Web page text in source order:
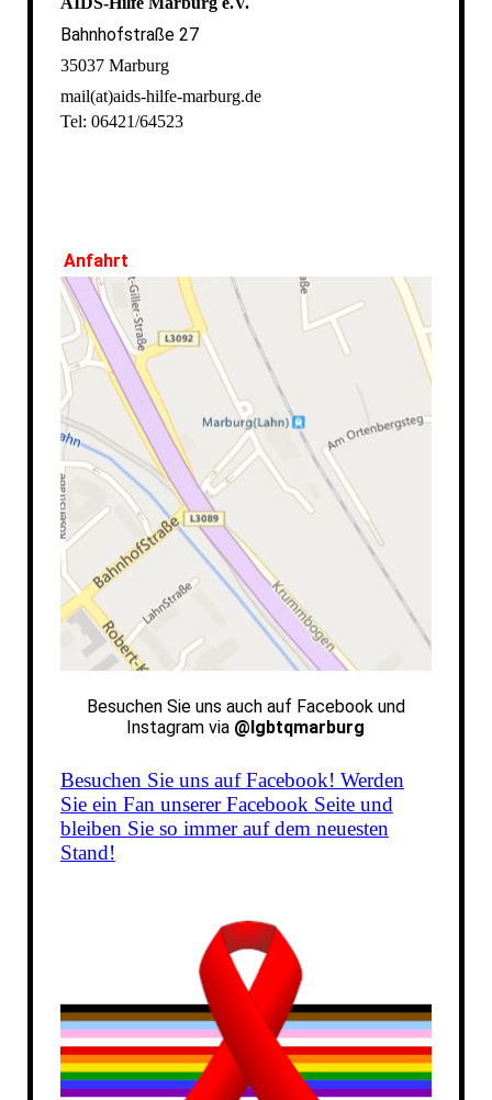
Bahnhofstraße 27
35037 Marburg
mail(at)aids-hilfe-marburg.de
Tel: 06421/64523
Anfahrt
Besuchen Sie uns auch auf Facebook und
Instagram via @lgbtqmarburg
Besuchen Sie uns auf Facebook! Werden
Sie ein Fan unserer Facebook Seite und
bleiben Sie so immer auf dem neuesten
Stand!